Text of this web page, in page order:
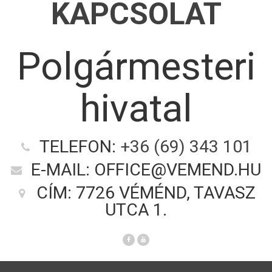
KAPCSOLAT
Polgármesteri
hivatal
TELEFON: +36 (69) 343 101
E-MAIL: OFFICE@VEMEND.HU
CÍM: 7726 VÉMÉND, TAVASZ
UTCA 1.